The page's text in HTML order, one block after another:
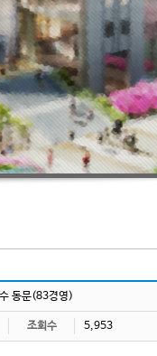
동문(83경영)
조회수 5,953